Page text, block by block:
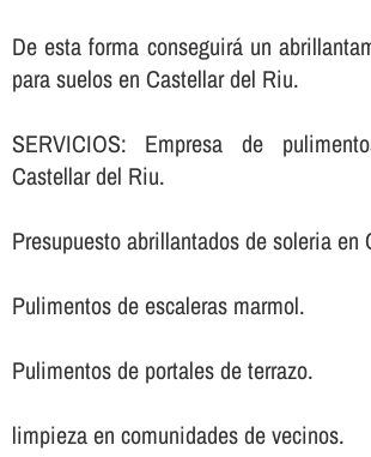
De esta forma conseguirá un
para suelos en Castellar del Riu.
SERVICIOS: Empresa de
Castellar del Riu.
Presupuesto abrillantados de soleria en
Pulimentos de escaleras marmol.
Pulimentos de portales de terrazo.
limpieza en comunidades de vecinos.